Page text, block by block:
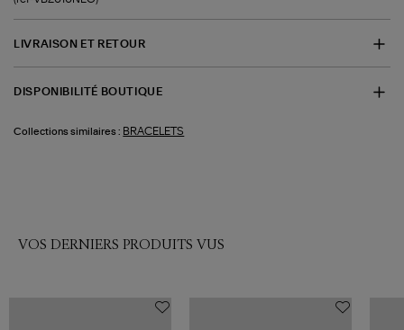
LIVRAISON ET RETOUR
DISPONIBILITÉ BOUTIQUE
Collections similaires : BRACELETS
VOS DERNIERS PRODUITS VUS